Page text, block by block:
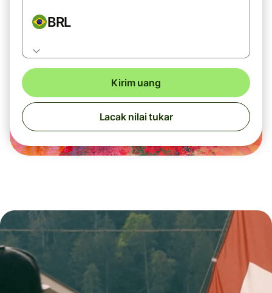
BRL
Kirim uang
Lacak nilai tukar